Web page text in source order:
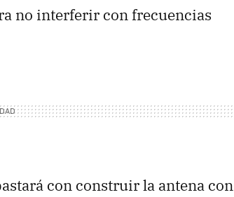
no interferir con frecuencias
con construir la antena con